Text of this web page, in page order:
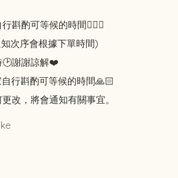
斟酌可等候的時間🙇🏻‍♀️
次序會根據下單時間)
🕑謝謝諒解❤️
行斟酌可等候的時間🙏🏻
改，將會通知有關事宜。